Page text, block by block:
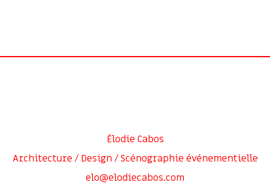
Élodie Cabos
Architecture / Design / Scénographie événementielle
elo@elodiecabos.com